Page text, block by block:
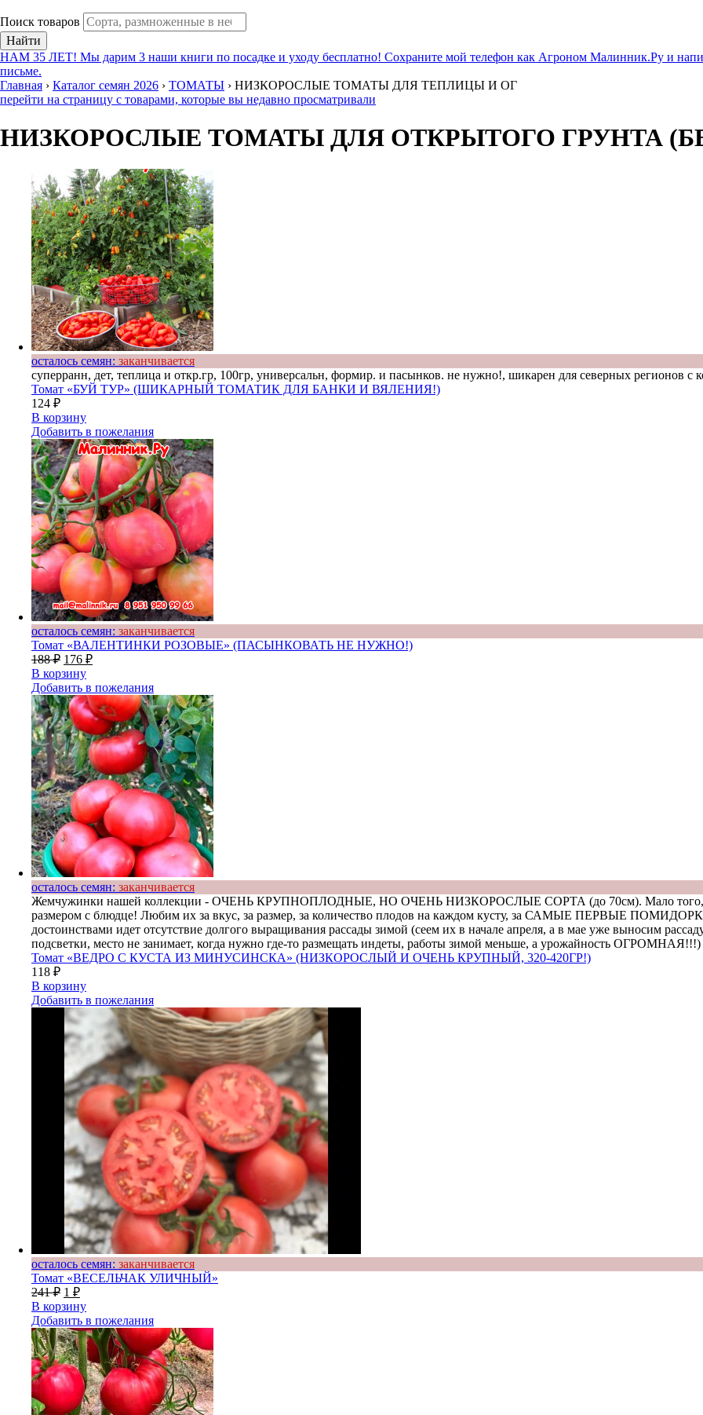
Поиск товаров
Найти
НАМ 35 ЛЕТ! Мы дарим 3 наши книги по посадке и уходу бесплатно! Сохраните мой телефон как Агроном Малинник.Ру и
письме.
Главная › Каталог семян 2026 › ТОМАТЫ › НИЗКОРОСЛЫЕ ТОМАТЫ ДЛЯ ТЕПЛИЦЫ И ОГ
перейти на страницу с товарами, которые вы недавно просматривали
НИЗКОРОСЛЫЕ ТОМАТЫ ДЛЯ ОТКРЫТОГО ГРУНТА
осталось семян: заканчивается
суперранн, дет, теплица и откр.гр, 100гр, универсальн, формир. и пасынков. не нужно!, шикарен для северных регионов с
Томат «БУЙ ТУР» (ШИКАРНЫЙ ТОМАТИК ДЛЯ БАНКИ И ВЯЛЕНИЯ!)
124 ₽
В корзину
Добавить в пожелания
осталось семян: заканчивается
Томат «ВАЛЕНТИНКИ РОЗОВЫЕ» (ПАСЫНКОВАТЬ НЕ НУЖНО!)
188₽ 176 ₽
В корзину
Добавить в пожелания
осталось семян: заканчивается
Жемчужинки нашей коллекции - ОЧЕНЬ КРУПНОПЛОДНЫЕ, НО ОЧЕНЬ НИЗКОРОСЛЫЕ СОРТА (до 70см). Мало того, что
размером с блюдце! Любим их за вкус, за размер, за количество плодов на каждом кусту, за САМЫЕ ПЕРВЫЕ
достоинствами идет отсутствие долгого выращивания рассады зимой (сеем их в начале апреля, а в мае уже выносим
подсветки, место не занимает, когда нужно где-то размещать индеты, работы зимой меньше, а урожайность ОГРОМНАЯ!!!)
Томат «ВЕДРО С КУСТА ИЗ МИНУСИНСКА» (НИЗКОРОСЛЫЙ И ОЧЕНЬ КРУПНЫЙ, 320-420ГР!)
118 ₽
В корзину
Добавить в пожелания
осталось семян: заканчивается
Томат «ВЕСЕЛЬЧАК УЛИЧНЫЙ»
241₽ 1 ₽
В корзину
Добавить в пожелания